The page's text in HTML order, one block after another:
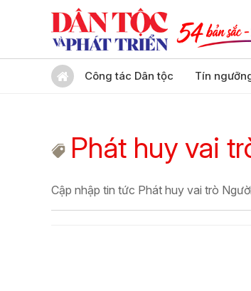
Công tác Dân tộc Tín
Phát huy vai
Cập nhập tin tức Phát huy vai trò